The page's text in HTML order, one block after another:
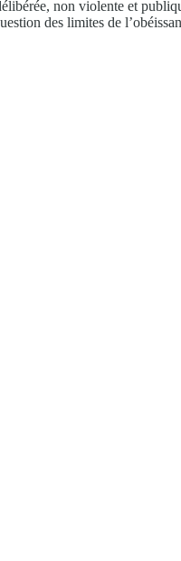
non violente et
des limites de